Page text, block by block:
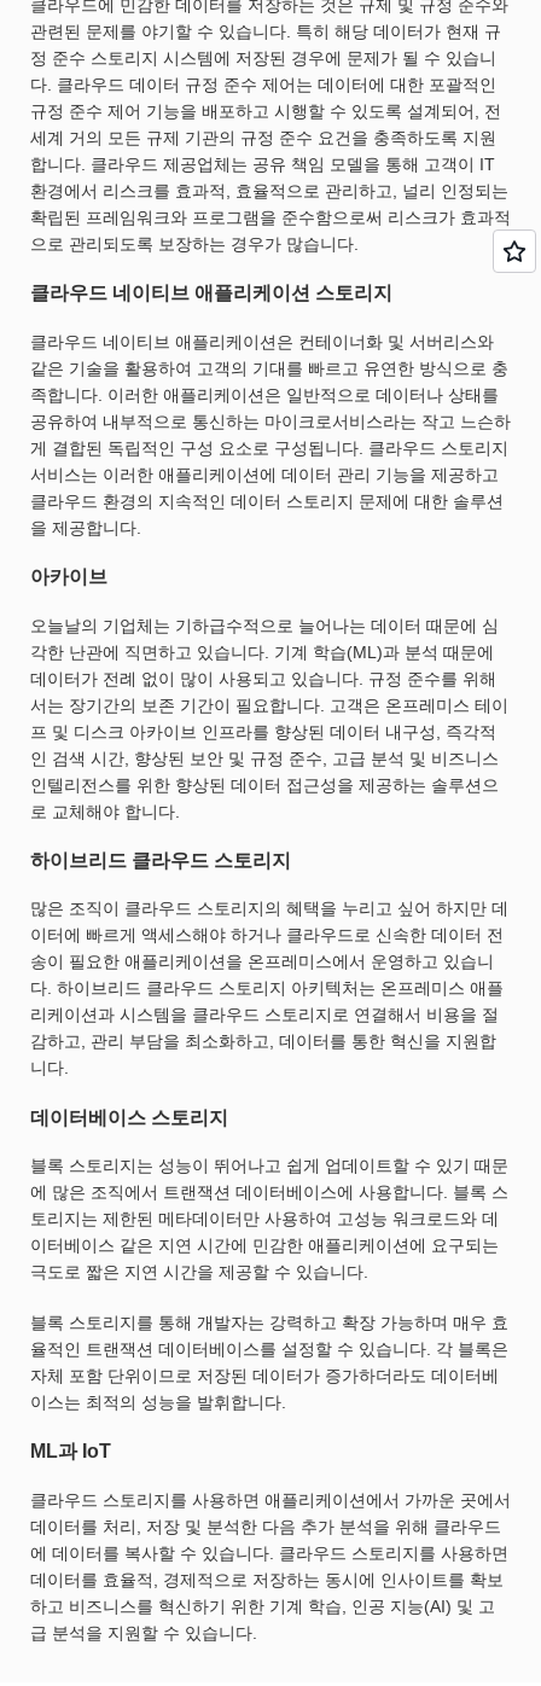
클라우드에 민감한 데이터를 저장하는 것은 규제 및 규정 준수와
관련된 문제를 야기할 수 있습니다. 특히 해당 데이터가 현재 규
정 준수 스토리지 시스템에 저장된 경우에 문제가 될 수 있습니
다. 클라우드 데이터 규정 준수 제어는 데이터에 대한 포괄적인
규정 준수 제어 기능을 배포하고 시행할 수 있도록 설계되어, 전
세계 거의 모든 규제 기관의 규정 준수 요건을 충족하도록 지원
합니다. 클라우드 제공업체는 공유 책임 모델을 통해 고객이 IT
환경에서 리스크를 효과적, 효율적으로 관리하고, 널리 인정되는
확립된 프레임워크와 프로그램을 준수함으로써 리스크가 효과적
으로 관리되도록 보장하는 경우가 많습니다.
클라우드 네이티브 애플리케이션 스토리지
클라우드 네이티브 애플리케이션은 컨테이너화 및 서버리스와
같은 기술을 활용하여 고객의 기대를 빠르고 유연한 방식으로 충
족합니다. 이러한 애플리케이션은 일반적으로 데이터나 상태를
공유하여 내부적으로 통신하는 마이크로서비스라는 작고 느슨하
게 결합된 독립적인 구성 요소로 구성됩니다. 클라우드 스토리지
서비스는 이러한 애플리케이션에 데이터 관리 기능을 제공하고
클라우드 환경의 지속적인 데이터 스토리지 문제에 대한 솔루션
을 제공합니다.
아카이브
오늘날의 기업체는 기하급수적으로 늘어나는 데이터 때문에 심
각한 난관에 직면하고 있습니다. 기계 학습(ML)과 분석 때문에
데이터가 전례 없이 많이 사용되고 있습니다. 규정 준수를 위해
서는 장기간의 보존 기간이 필요합니다. 고객은 온프레미스 테이
프 및 디스크 아카이브 인프라를 향상된 데이터 내구성, 즉각적
인 검색 시간, 향상된 보안 및 규정 준수, 고급 분석 및 비즈니스
인텔리전스를 위한 향상된 데이터 접근성을 제공하는 솔루션으
로 교체해야 합니다.
하이브리드 클라우드 스토리지
많은 조직이 클라우드 스토리지의 혜택을 누리고 싶어 하지만 데
이터에 빠르게 액세스해야 하거나 클라우드로 신속한 데이터 전
송이 필요한 애플리케이션을 온프레미스에서 운영하고 있습니
다. 하이브리드 클라우드 스토리지 아키텍처는 온프레미스 애플
리케이션과 시스템을 클라우드 스토리지로 연결해서 비용을 절
감하고, 관리 부담을 최소화하고, 데이터를 통한 혁신을 지원합
니다.
데이터베이스 스토리지
블록 스토리지는 성능이 뛰어나고 쉽게 업데이트할 수 있기 때문
에 많은 조직에서 트랜잭션 데이터베이스에 사용합니다. 블록 스
토리지는 제한된 메타데이터만 사용하여 고성능 워크로드와 데
이터베이스 같은 지연 시간에 민감한 애플리케이션에 요구되는
극도로 짧은 지연 시간을 제공할 수 있습니다.
블록 스토리지를 통해 개발자는 강력하고 확장 가능하며 매우 효
율적인 트랜잭션 데이터베이스를 설정할 수 있습니다. 각 블록은
자체 포함 단위이므로 저장된 데이터가 증가하더라도 데이터베
이스는 최적의 성능을 발휘합니다.
ML과 IoT
클라우드 스토리지를 사용하면 애플리케이션에서 가까운 곳에서
데이터를 처리, 저장 및 분석한 다음 추가 분석을 위해 클라우드
에 데이터를 복사할 수 있습니다. 클라우드 스토리지를 사용하면
데이터를 효율적, 경제적으로 저장하는 동시에 인사이트를 확보
하고 비즈니스를 혁신하기 위한 기계 학습, 인공 지능(AI) 및 고
급 분석을 지원할 수 있습니다.